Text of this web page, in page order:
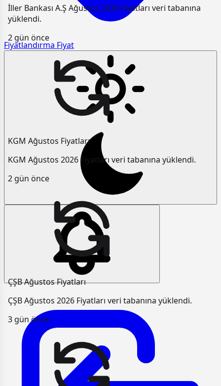
Fiyatlandırma Fiyat
İller Bankası A.Ş Ağustos 2026 Fiyatları veri tabanına
yüklendi.
2 gün önce
KGM Ağustos Fiyatları
KGM Ağustos 2026 Fiyatları veri tabanına yüklendi.
2 gün önce
ÇŞB Ağustos Fiyatları
ÇŞB Ağustos 2026 Fiyatları veri tabanına yüklendi.
3 gün önce